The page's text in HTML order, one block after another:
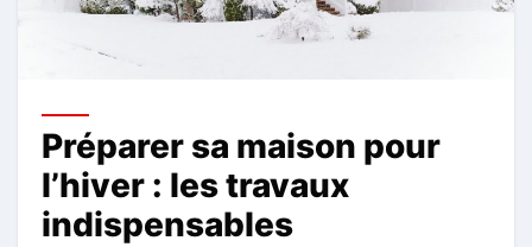
Préparer sa maison pour
l’hiver : les travaux
indispensables